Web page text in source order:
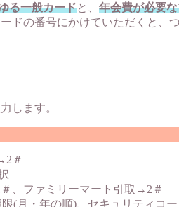
る一般カードと、 年会費が必要
ドの番号にかけていただくと、
します。
＃
、ファミリーマート引取→2＃
(月・年の順)、セキュリティコ